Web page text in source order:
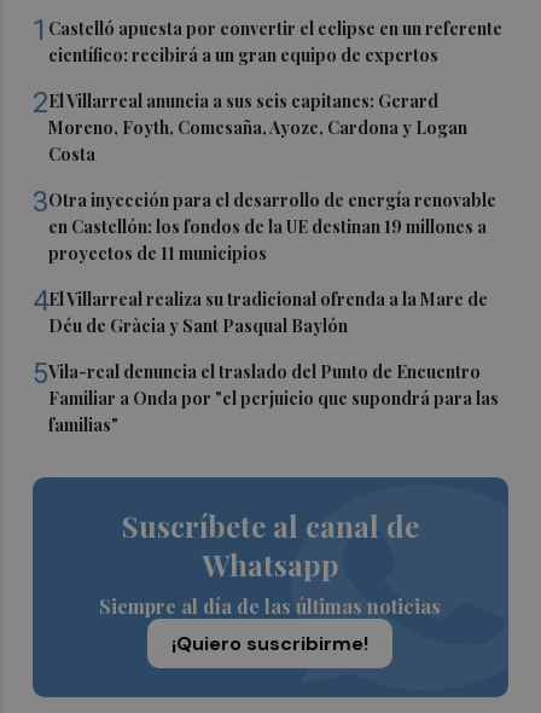
1 Castelló apuesta por convertir el eclipse en un referente
científico: recibirá a un gran equipo de expertos
2El Villarreal anuncia a sus seis capitanes: Gerard
Moreno, Foyth, Comesaña, Ayoze, Cardona y Logan
Costa
3Otra inyección para el desarrollo de energía renovable
en Castellón: los fondos de la UE destinan 19 millones a
proyectos de 11 municipios
4El Villarreal realiza su tradicional ofrenda a la Mare de
Déu de Gràcia y Sant Pasqual Baylón
5Vila-real denuncia el traslado del Punto de Encuentro
Familiar a Onda por "el perjuicio que supondrá para las
familias"
Suscríbete al canal de
Whatsapp
Siempre al día de las últimas noticias
¡Quiero suscribirme!